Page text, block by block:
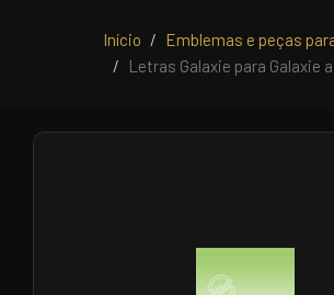
Início
Emblemas e peças
Letras Galaxie para Galaxie